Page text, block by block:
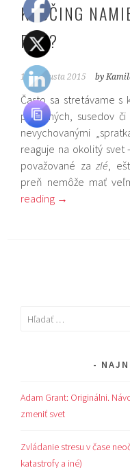
KOUČING
RÁD?
17. augusta 2015 by
Často sa stretávame
príbuzných, susedov
nevychovanými
reaguje na okolitý svet
považované zazlé,
preň nemôže mať
reading →
Hľadať:
Adam Grant: Originálni.
zmeniť svet
Zvládanie stresu v čase
katastrofy a iné)